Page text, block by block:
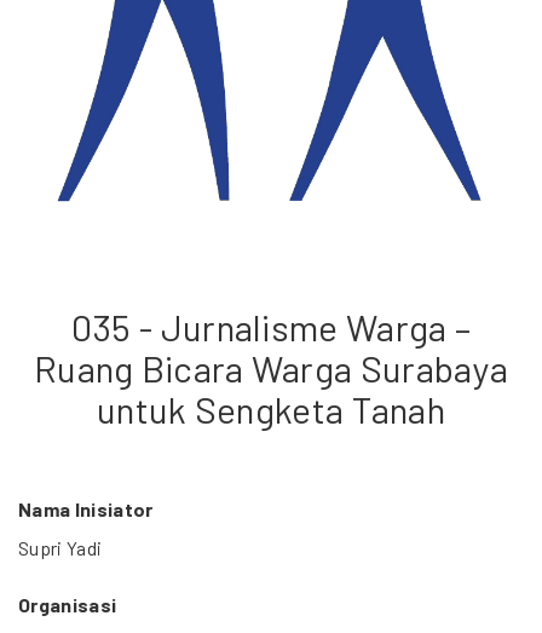
Kredit Web-site
035 - Jurnalisme Warga –
Ruang Bicara Warga Surabaya
untuk Sengketa Tanah
Nama Inisiator
Supri Yadi
Organisasi